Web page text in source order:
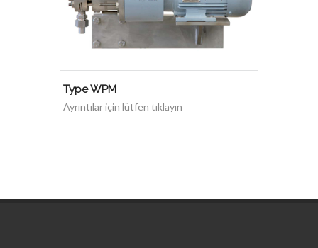
Type WPM
Ayrıntılar için lütfen tıklayın